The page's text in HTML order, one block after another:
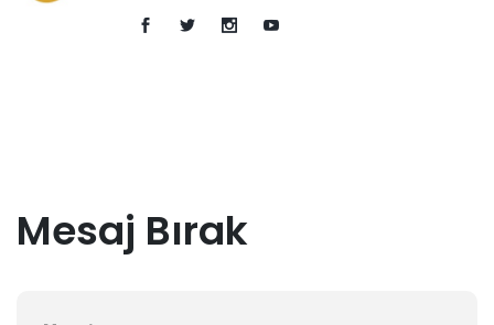
Mesaj Bırak